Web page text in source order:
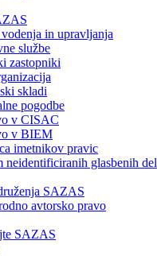
in upravljanja
službe
zastopniki
skladi
pogodbe
v CISAC
v BIEM
imetnikov pravic
neidentificiranih glasbenih del
SAZAS
avtorsko pravo
SAZAS